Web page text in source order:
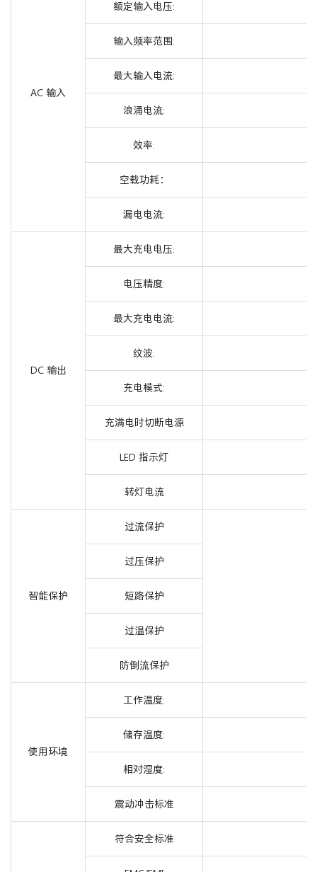
AC 输入
额定输入电压:
输入频率范围:
最大输入电流:
浪涌电流:
效率:
空载功耗：
漏电电流:
DC 输出
最大充电电压:
电压精度:
最大充电电流:
纹波:
充电模式:
充满电时切断电源
LED 指示灯
转灯电流
智能保护
过流保护
过压保护
短路保护
过温保护
防倒流保护
使用环境
工作温度:
储存温度:
相对湿度:
震动冲击标准
符合安全标准